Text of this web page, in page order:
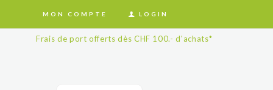
MON COMPTE LOGIN
Frais de port offerts dès CHF 100.- d'achats*